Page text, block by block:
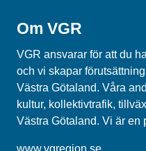
Om VGR
VGR ansvarar för att du
och vi skapar
Västra Götaland. Våra
kultur, kollektivtrafik,
Västra Götaland. Vi är en